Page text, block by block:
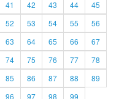
41 42 43 44
45
52 53 54 55
56
63 64 65 66
67
74 75 76 77
78
85 86 87 88
89
96 97 98
99